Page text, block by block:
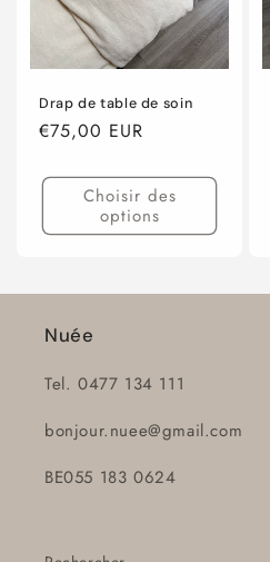
Drap de table de soin
Prix
€75,00 EUR
Choisir des
options
Nuée
Tel. 0477 134 111
bonjour.nuee@gmail.com
BE055 183 0624